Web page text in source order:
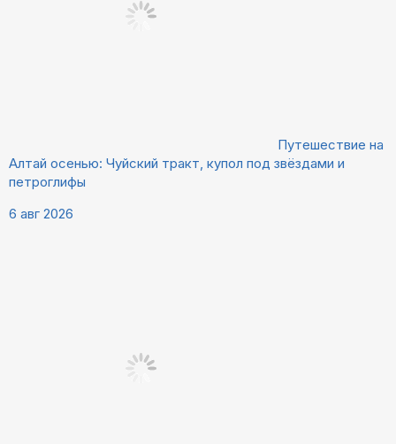
Путешествие на
Алтай осенью: Чуйский тракт, купол под звёздами и
петроглифы
6 авг 2026